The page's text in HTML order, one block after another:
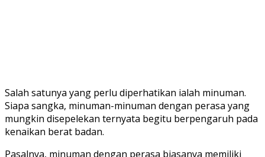
Salah satunya yang perlu diperhatikan ialah minuman.
Siapa sangka, minuman-minuman dengan perasa yang
mungkin disepelekan ternyata begitu berpengaruh pada
kenaikan berat badan.
Pasalnya, minuman dengan perasa biasanya memiliki